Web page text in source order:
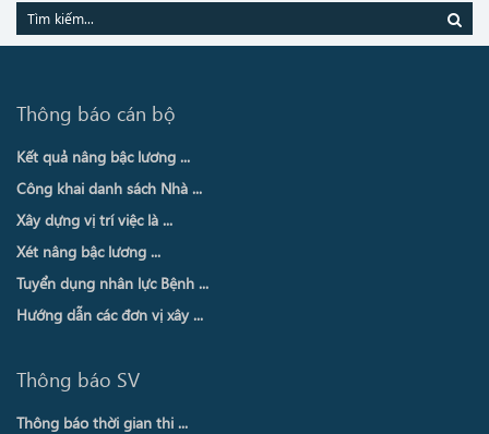
Thông báo cán bộ
Kết quả nâng bậc lương ...
Công khai danh sách Nhà ...
Xây dựng vị trí việc là ...
Xét nâng bậc lương ...
Tuyển dụng nhân lực Bệnh ...
Hướng dẫn các đơn vị xây ...
Thông báo SV
Thông báo thời gian thi ...